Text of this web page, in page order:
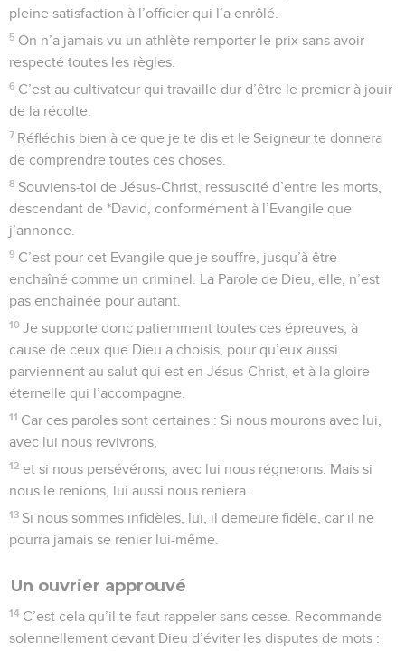
pleine satisfaction à l’officier qui l’a enrôlé.
5 On n’a jamais vu un athlète remporter le prix sans avoir
respecté toutes les règles.
6 C’est au cultivateur qui travaille dur d’être le premier à jouir
de la récolte.
7 Réfléchis bien à ce que je te dis et le Seigneur te donnera
de comprendre toutes ces choses.
8 Souviens-toi de Jésus-Christ, ressuscité d’entre les morts,
descendant de *David, conformément à l’Evangile que
j’annonce.
9 C’est pour cet Evangile que je souffre, jusqu’à être
enchaîné comme un criminel. La Parole de Dieu, elle, n’est
pas enchaînée pour autant.
10 Je supporte donc patiemment toutes ces épreuves, à
cause de ceux que Dieu a choisis, pour qu’eux aussi
parviennent au salut qui est en Jésus-Christ, et à la gloire
éternelle qui l’accompagne.
11 Car ces paroles sont certaines : Si nous mourons avec lui,
avec lui nous revivrons,
12 et si nous persévérons, avec lui nous régnerons. Mais si
nous le renions, lui aussi nous reniera.
13 Si nous sommes infidèles, lui, il demeure fidèle, car il ne
pourra jamais se renier lui-même.
Un ouvrier approuvé
14 C’est cela qu’il te faut rappeler sans cesse. Recommande
solennellement devant Dieu d’éviter les disputes de mots :